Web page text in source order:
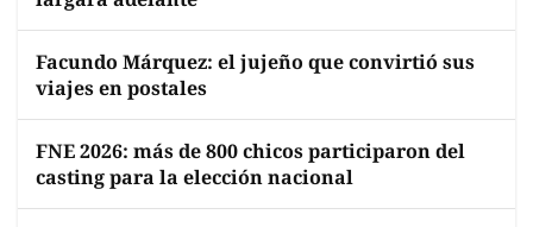
Facundo Márquez: el jujeño que convirtió sus
viajes en postales
FNE 2026: más de 800 chicos participaron del
casting para la elección nacional